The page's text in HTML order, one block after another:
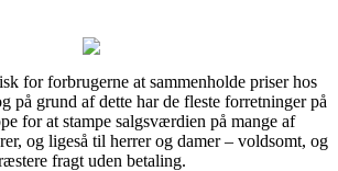
for forbrugerne at sammenholde priser hos
på grund af dette har de fleste forretninger på
for at stampe salgsværdien på mange af
og ligeså til herrer og damer – voldsomt, og
fragt uden betaling.